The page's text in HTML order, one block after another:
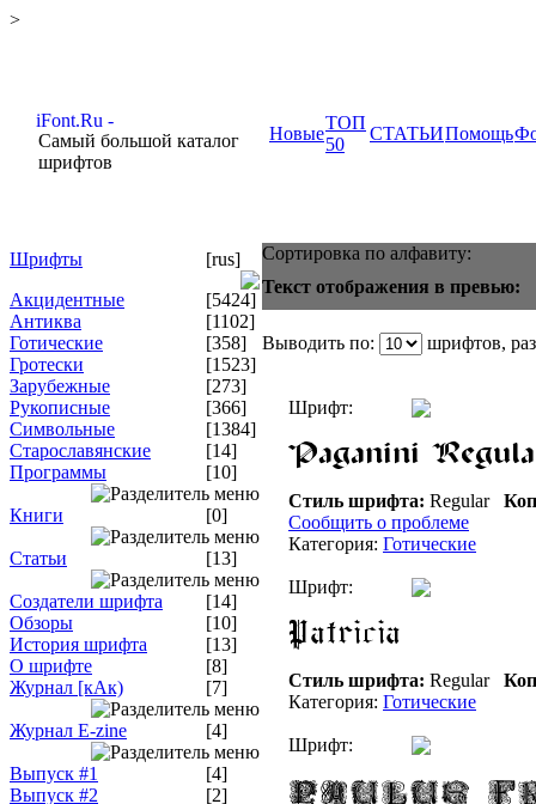
>
Самый большой каталог
шрифтов
Новые
ТОП
50
СТАТЬИПомощь
Шрифты
[rus]
Акцидентные
[5424]
Антиква
[1102]
Готические
[358]
Гротески
[1523]
Зарубежные
[273]
Рукописные
[366]
Символьные
[1384]
Старославянские
[14]
Программы
[10]
Книги [0]
Статьи [13]
Создатели шрифта
[14]
Обзоры
[10]
История шрифта
[13]
О шрифте
[8]
Журнал [кАк)
[7]
Журнал E-zine [4]
Выпуск #1
[4]
Выпуск #2
[2]
Сортировка по алфавиту:
Текст отображения в превью:
Выводить по: шрифтов,
Шрифт:
Стиль шрифта: Regular
Сообщить о проблеме
Категория: Готические
Шрифт:
Стиль шрифта: Regular
Категория: Готические
Шрифт: